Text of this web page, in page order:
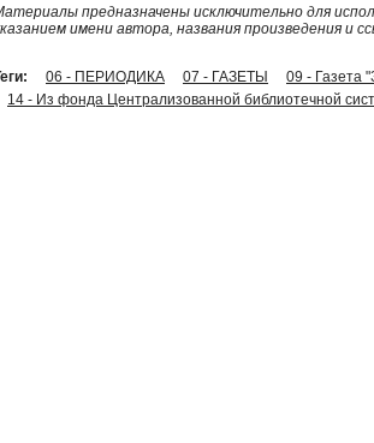
предназначены исключительно для
имени автора, названия произведения и
06 - ПЕРИОДИКА 07 - ГАЗЕТЫ
09 - Газета
14 - Из фонда Централизованной библиотечной